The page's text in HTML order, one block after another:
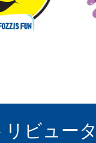
ビュータ